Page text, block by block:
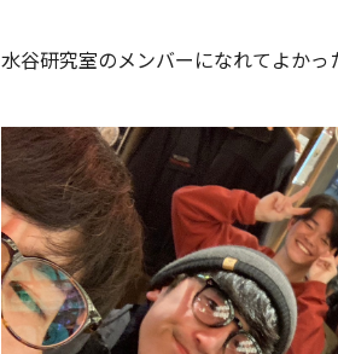
水谷研究室のメンバーになれてよかっ